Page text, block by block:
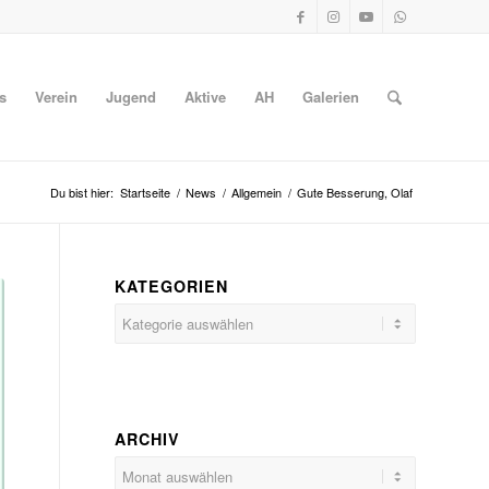
Verein Jugend Aktive AH Galerien
Du bist hier: Startseite / News / Allgemein / Gute Besserung, Olaf
KATEGORIEN
ARCHIV